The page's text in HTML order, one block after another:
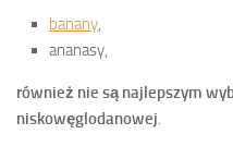
banany,
ananasy,
również nie są najlepszym
niskowęglodanowej.